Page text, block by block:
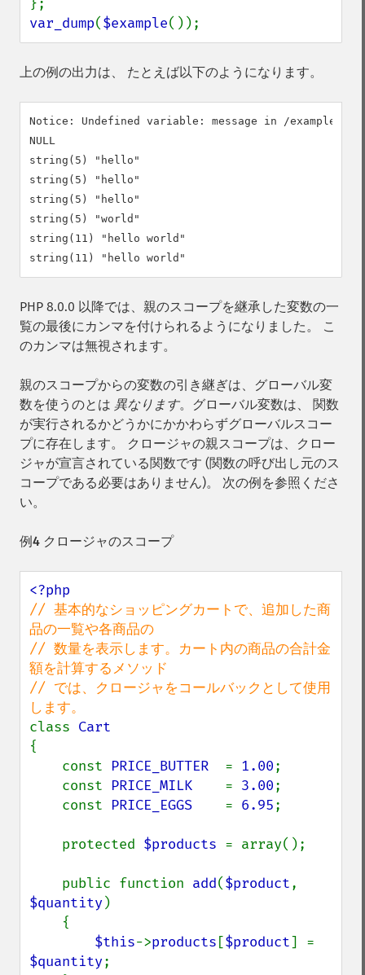
var_dump($example());
上の例の出力は、 たとえば以下のようになります。
Notice: Undefined variable: message in /
NULL
string(5) "hello"
string(5) "hello"
string(5) "hello"
string(5) "world"
string(11) "hello world"
PHP 8.0.0 以降では、親のスコープを継承した変数の一
覧の最後にカンマを付けられるようになりました。 こ
のカンマは無視されます。
親のスコープからの変数の引き継ぎは、グローバル変
数を使うのとは 異なります。グローバル変数は、 関数
が実行されるかどうかにかかわらずグローバルスコー
プに存在します。 クロージャの親スコープは、クロー
ジャが宣言されている関数です (関数の呼び出し元のス
コープである必要はありません)。 次の例を参照くださ
い。
例4 クロージャのスコープ
// 基本的なショッピングカートで、追加した商
品の一覧や各商品の
// 数量を表示します。カート内の商品の合計金
額を計算するメソッド
// では、クロージャをコールバックとして使用
class
{
    const
PRICE_BUTTER = 1.00;
    const
PRICE_MILK = 3.00;
    const
PRICE_EGGS = 6.95;
    protected
$products = array();
    public function
add($product
$quantity)
$this->products [$product
$quantity;